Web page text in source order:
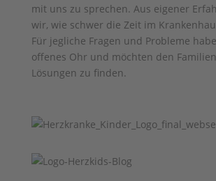
mit uns zu sprechen. Aus eigener
wir, wie schwer die Zeit im
Für jegliche Fragen und Probleme
offenes Ohr und möchten den
Lösungen zu finden.